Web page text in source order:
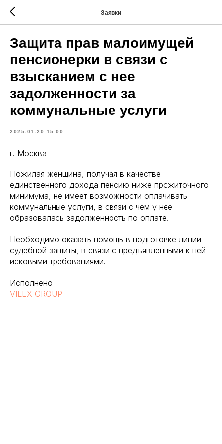
Заявки
Защита прав малоимущей
пенсионерки в связи с
взысканием с нее
задолженности за
коммунальные услуги
2025-01-20 15:00
г. Москва
Пожилая женщина, получая в качестве
единственного дохода пенсию ниже прожиточного
минимума, не имеет возможности оплачивать
коммунальные услуги, в связи с чем у нее
образовалась задолженность по оплате.
Необходимо оказать помощь в подготовке линии
судебной защиты, в связи с предъявленными к ней
исковыми требованиями.
Исполнено
VILEX GROUP